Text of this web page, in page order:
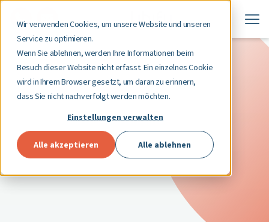
Wir verwenden Cookies, um unsere Website und unseren
Service zu optimieren.
Wenn Sie ablehnen, werden Ihre Informationen beim
Besuch dieser Website nicht erfasst. Ein einzelnes Cookie
wird in Ihrem Browser gesetzt, um daran zu erinnern,
dass Sie nicht nachverfolgt werden möchten.
Einstellungen verwalten
Alle akzeptieren Alle ablehnen